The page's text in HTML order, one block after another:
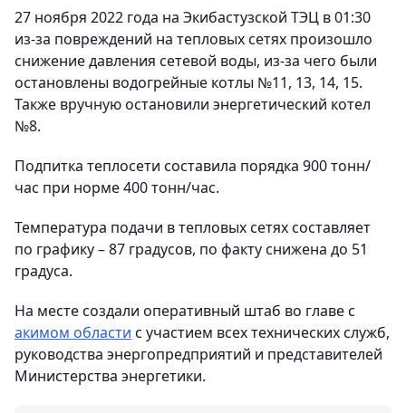
27 ноября 2022 года на Экибастузской ТЭЦ в 01:30
из-за повреждений на тепловых сетях произошло
снижение давления сетевой воды, из-за чего были
остановлены водогрейные котлы №11, 13, 14, 15.
Также вручную остановили энергетический котел
№8.
Подпитка теплосети составила порядка 900 тонн/
час при норме 400 тонн/час.
Температура подачи в тепловых сетях составляет
по графику – 87 градусов, по факту снижена до 51
градуса.
На месте создали оперативный штаб во главе с
акимом области с участием всех технических служб,
руководства энергопредприятий и представителей
Министерства энергетики.